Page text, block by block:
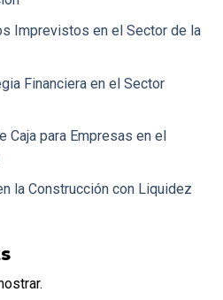
Imprevistos en el Sector de la
Financiera en el Sector
Caja para Empresas en el
la Construcción con Liquidez